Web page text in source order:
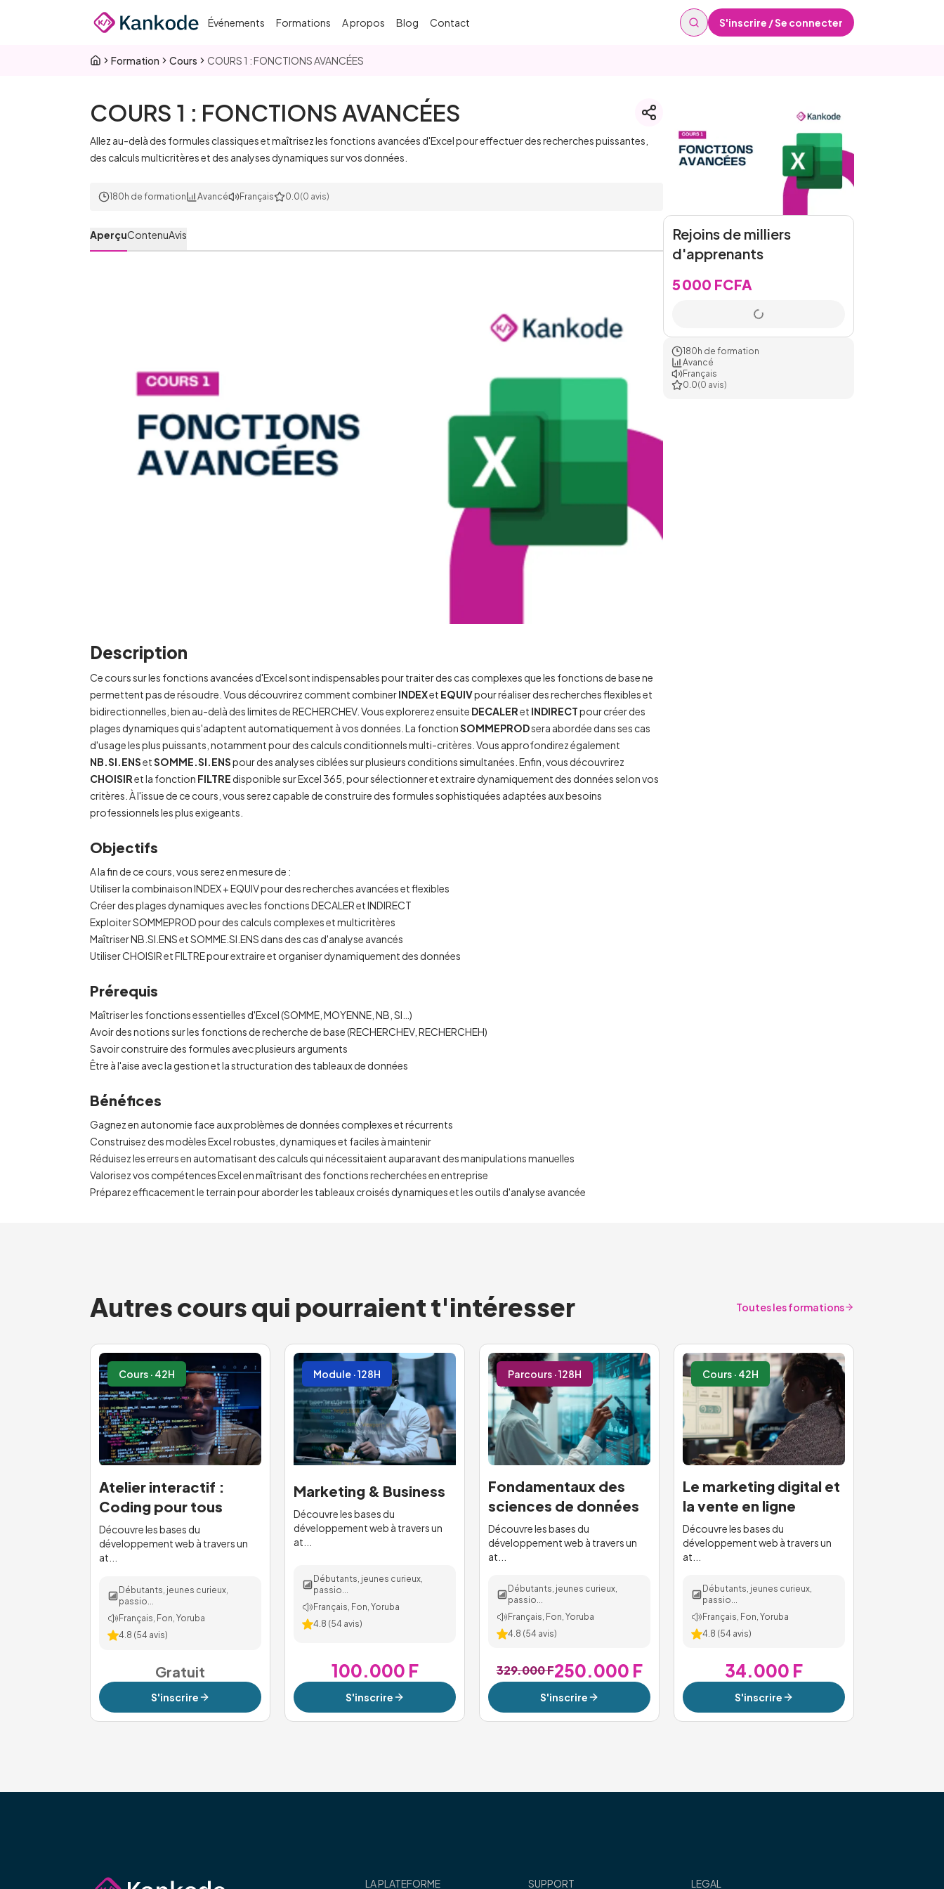
Événements Formations A propos Blog Contact S'inscrire / Se connecter
Formation Cours COURS 1 : FONCTIONS AVANCÉES
COURS 1 : FONCTIONS AVANCÉES
Allez au-delà des formules classiques et maîtrisez les fonctions avancées d'Excel pour effectuer des recherches puissantes,
des calculs multicritères et des analyses dynamiques sur vos données.
180h de formation Avancé Français 0.0(0 avis)
AperçuContenuAvis
Description
Ce cours sur les fonctions avancées d'Excel sont indispensables pour traiter des cas complexes que les fonctions de base ne
permettent pas de résoudre. Vous découvrirez comment combinerINDEXet EQUIVpour réaliser des recherches flexibles et
bidirectionnelles, bien au-delà des limites de RECHERCHEV. Vous explorerez ensuite DECALERet INDIRECTpour créer des
plages dynamiques qui s'adaptent automatiquement à vos données. La fonctionSOMMEPRODsera abordée dans ses cas
d'usage les plus puissants, notamment pour des calculs conditionnels multi-critères. Vous approfondirez également
NB.SI.ENSetSOMME.SI.ENSpour des analyses ciblées sur plusieurs conditions simultanées. Enfin, vous découvrirez
CHOISIRet la fonction FILTRE disponible sur Excel 365, pour sélectionner et extraire dynamiquement des données selon vos
critères. À l'issue de ce cours, vous serez capable de construire des formules sophistiquées adaptées aux besoins
professionnels les plus exigeants.
Objectifs
A la fin de ce cours, vous serez en mesure de :
Utiliser la combinaison INDEX + EQUIV pour des recherches avancées et flexibles
Créer des plages dynamiques avec les fonctions DECALER et INDIRECT
Exploiter SOMMEPROD pour des calculs complexes et multicritères
MaîtriserNB.SI .ENS etSOMME.SI .ENS dans des cas d'analyse avancés
Utiliser CHOISIR et FILTRE pour extraire et organiser dynamiquement des données
Prérequis
Maîtriser les fonctions essentielles d'Excel (SOMME, MOYENNE, NB, SI…)
Avoir des notions sur les fonctions de recherche de base (RECHERCHEV, RECHERCHEH)
Savoir construire des formules avec plusieurs arguments
Être à l'aise avec la gestion et la structuration des tableaux de données
Bénéfices
Gagnez en autonomie face aux problèmes de données complexes et récurrents
Construisez des modèles Excel robustes, dynamiques et faciles à maintenir
Réduisez les erreurs en automatisant des calculs qui nécessitaient auparavant des manipulations manuelles
Valorisez vos compétences Excel en maîtrisant des fonctions recherchées en entreprise
Préparez efficacement le terrain pour aborder les tableaux croisés dynamiques et les outils d'analyse avancée
Rejoins de milliers
d'apprenants
5 000 FCFA
180h de formation
Avancé
Français
0.0(0 avis)
Autres cours qui pourraient t'intéresser Toutes les formations
Cours · 42H
Atelier interactif :
Coding pour tous
Découvre les bases du
développement web à travers un
at...
Débutants, jeunes curieux,
passio...
Français, Fon, Yoruba
4.8 (54 avis)
Gratuit
S'inscrire
Module · 128H
Marketing & Business
Découvre les bases du
développement web à travers un
at...
Débutants, jeunes curieux,
passio...
Français, Fon, Yoruba
4.8 (54 avis)
100.000 F
S'inscrire
Parcours · 128H
Fondamentaux des
sciences de données
Découvre les bases du
développement web à travers un
at...
Débutants, jeunes curieux,
passio...
Français, Fon, Yoruba
4.8 (54 avis)
329.000 F250.000 F
S'inscrire
Cours · 42H
Le marketing digital et
la vente en ligne
Découvre les bases du
développement web à travers un
at...
Débutants, jeunes curieux,
passio...
Français, Fon, Yoruba
4.8 (54 avis)
34.000 F
S'inscrire
LA PLATEFORME SUPPORT LEGAL